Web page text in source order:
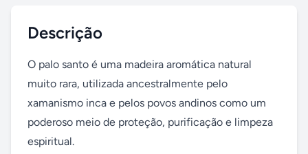
Descrição
O palo santo é uma madeira aromática natural
muito rara, utilizada ancestralmente pelo
xamanismo inca e pelos povos andinos como um
poderoso meio de proteção, purificação e limpeza
espiritual.